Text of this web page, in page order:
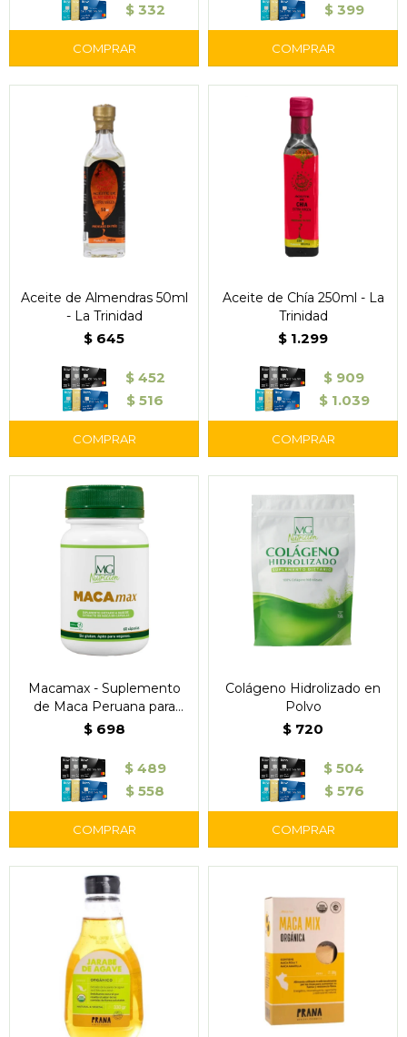
$ 332
$ 399
Aceite de Almendras 50ml
- La Trinidad
$ 645
$ 452
$ 516
Aceite de Chía 250ml - La
Trinidad
$ 1.299
$ 909
$ 1.039
Macamax - Suplemento
de Maca Peruana para
Energía y Bienestar
$ 698
$ 489
$ 558
Colágeno Hidrolizado en
Polvo
$ 720
$ 504
$ 576